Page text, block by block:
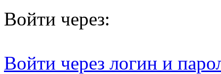
Войти через:
Войти через логин и